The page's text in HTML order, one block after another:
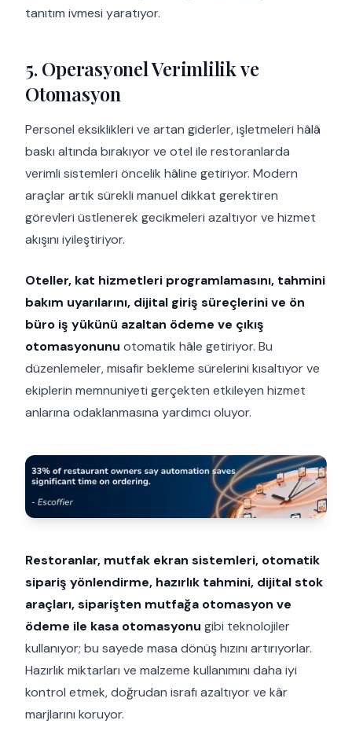
tanıtım ivmesi yaratıyor.
5. Operasyonel Verimlilik ve
Otomasyon
Personel eksiklikleri ve artan giderler, işletmeleri hâlâ
baskı altında bırakıyor ve otel ile restoranlarda
verimli sistemleri öncelik hâline getiriyor. Modern
araçlar artık sürekli manuel dikkat gerektiren
görevleri üstlenerek gecikmeleri azaltıyor ve hizmet
akışını iyileştiriyor.
Oteller, kat hizmetleri programlamasını, tahmini
bakım uyarılarını, dijital giriş süreçlerini ve ön
büro iş yükünü azaltan ödeme ve çıkış
otomasyonunu otomatik hâle getiriyor. Bu
düzenlemeler, misafir bekleme sürelerini kısaltıyor ve
ekiplerin memnuniyeti gerçekten etkileyen hizmet
anlarına odaklanmasına yardımcı oluyor.
Restoranlar, mutfak ekran sistemleri, otomatik
sipariş yönlendirme, hazırlık tahmini, dijital stok
araçları, siparişten mutfağa otomasyon ve
ödeme ile kasa otomasyonu gibi teknolojiler
kullanıyor; bu sayede masa dönüş hızını artırıyorlar.
Hazırlık miktarları ve malzeme kullanımını daha iyi
kontrol etmek, doğrudan israfı azaltıyor ve kâr
marjlarını koruyor.